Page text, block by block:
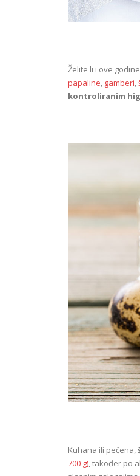
Želite li i ove
papaline gamberi
kontroliranim
Kuhana ili pečena,
700 g), također po